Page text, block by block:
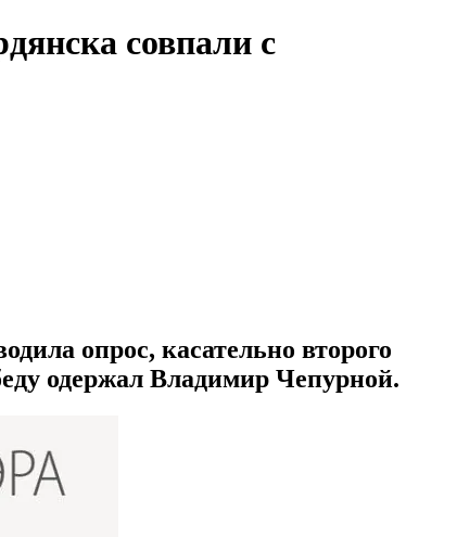
совпали с
опрос, касательно второго
одержал Владимир Чепурной.